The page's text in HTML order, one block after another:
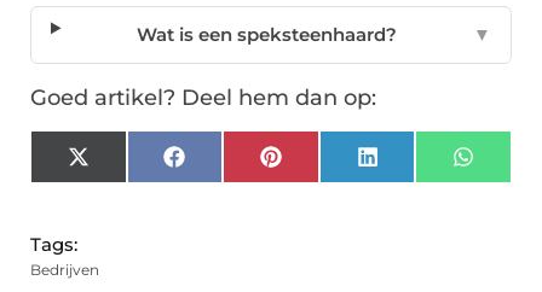
Wat is een speksteenhaard? ▼
Goed artikel? Deel hem dan op:
X
(Twitter)
FacebookPinterest LinkedIn
Tags:
Bedrijven